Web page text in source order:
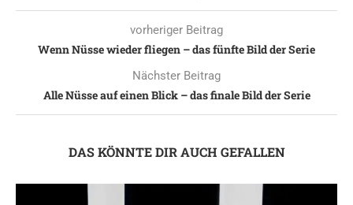
vorheriger Beitrag
Wenn Nüsse wieder fliegen – das fünfte Bild der Serie
Nächster Beitrag
Alle Nüsse auf einen Blick – das finale Bild der Serie
DAS KÖNNTE DIR AUCH GEFALLEN